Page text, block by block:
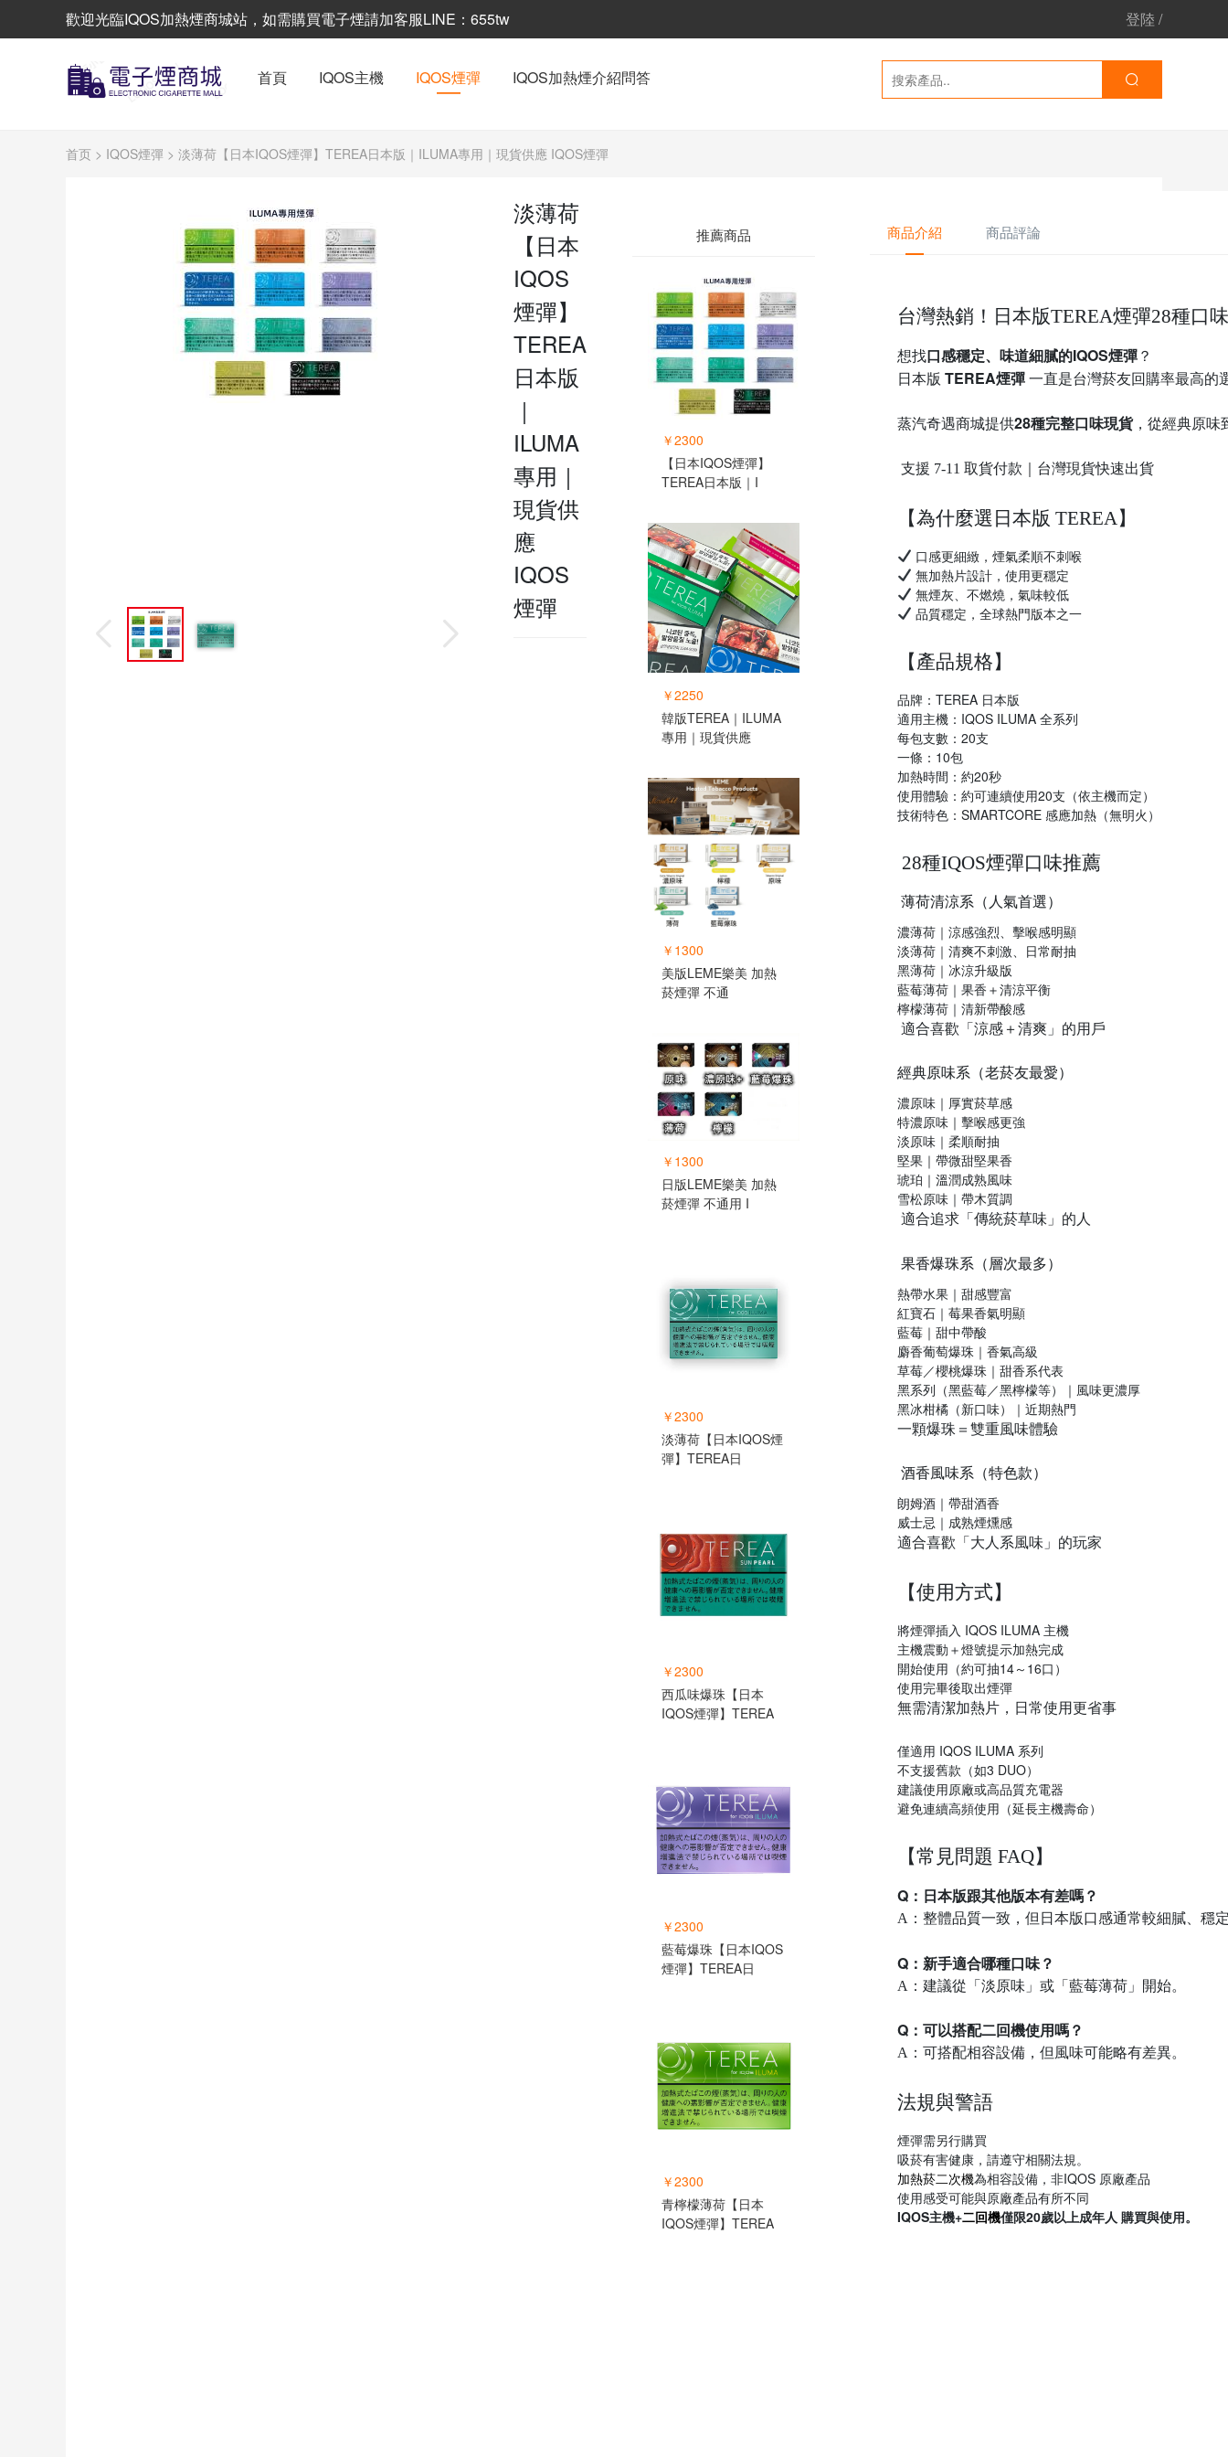
歡迎光臨IQOS加熱煙商城站，如需購買電子煙請加客服LINE：655tw 登陸 /
首頁 IQOS主機 IQOS煙彈 IQOS加熱煙介紹問答
首页 > IQOS煙彈 > 淡薄荷【日本IQOS煙彈】TEREA日本版｜ILUMA專用｜現貨供應 IQOS煙彈
淡薄荷
【日本
IQOS
煙彈】
TEREA
日本版
｜
ILUMA
專用｜
現貨供
應
IQOS
煙彈
推薦商品
￥2300
【日本IQOS煙彈】
TEREA日本版｜I
￥2250
韓版TEREA｜ILUMA
專用｜現貨供應
￥1300
美版LEME樂美 加熱
菸煙彈 不通
￥1300
日版LEME樂美 加熱
菸煙彈 不通用 I
￥2300
淡薄荷【日本IQOS煙
彈】TEREA日
￥2300
西瓜味爆珠【日本
IQOS煙彈】TEREA
￥2300
藍莓爆珠【日本IQOS
煙彈】TEREA日
￥2300
青檸檬薄荷【日本
IQOS煙彈】TEREA
商品介紹 商品評論
台灣熱銷！日本版TEREA煙彈28種口
想找口感穩定、味道細膩的IQOS煙彈 ？
日本版 TEREA煙彈 一直是台灣菸友回購率最高的
蒸汽奇遇商城提供28種完整口味現貨，從經典原味
支援 7-11 取貨付款｜台灣現貨快速出貨
【為什麼選日本版 TEREA】
口感更細緻，煙氣柔順不刺喉
無加熱片設計，使用更穩定
無煙灰、不燃燒，氣味較低
品質穩定，全球熱門版本之一
【產品規格】
品牌：TEREA 日本版
適用主機：IQOS ILUMA 全系列
每包支數：20支
一條：10包
加熱時間：約20秒
使用體驗：約可連續使用20支（依主機而定）
技術特色：SMARTCORE 感應加熱（無明火）
28種IQOS煙彈口味推薦
薄荷清涼系（人氣首選）
濃薄荷｜涼感強烈、擊喉感明顯
淡薄荷｜清爽不刺激、日常耐抽
黑薄荷｜冰涼升級版
藍莓薄荷｜果香＋清涼平衡
檸檬薄荷｜清新帶酸感
適合喜歡「涼感＋清爽」的用戶
經典原味系（老菸友最愛）
濃原味｜厚實菸草感
特濃原味｜擊喉感更強
淡原味｜柔順耐抽
堅果｜帶微甜堅果香
琥珀｜溫潤成熟風味
雪松原味｜帶木質調
適合追求「傳統菸草味」的人
果香爆珠系（層次最多）
熱帶水果｜甜感豐富
紅寶石｜莓果香氣明顯
藍莓｜甜中帶酸
麝香葡萄爆珠｜香氣高級
草莓／櫻桃爆珠｜甜香系代表
黑系列（黑藍莓／黑檸檬等）｜風味更濃厚
黑冰柑橘（新口味）｜近期熱門
一顆爆珠＝雙重風味體驗
酒香風味系（特色款）
朗姆酒｜帶甜酒香
威士忌｜成熟煙燻感
適合喜歡「大人系風味」的玩家
【使用方式】
將煙彈插入 IQOS ILUMA 主機
主機震動＋燈號提示加熱完成
開始使用（約可抽14～16口）
使用完畢後取出煙彈
無需清潔加熱片，日常使用更省事
僅適用 IQOS ILUMA 系列
不支援舊款（如3 DUO）
建議使用原廠或高品質充電器
避免連續高頻使用（延長主機壽命）
【常見問題 FAQ】
Q：日本版跟其他版本有差嗎？
A：整體品質一致，但日本版口感通常較細膩、穩
Q：新手適合哪種口味？
A：建議從「淡原味」或「藍莓薄荷」開始。
Q：可以搭配二回機使用嗎？
A：可搭配相容設備，但風味可能略有差異。
法規與警語
煙彈需另行購買
吸菸有害健康，請遵守相關法規。
加熱菸二次機為相容設備，非IQOS 原廠產品
使用感受可能與原廠產品有所不同
IQOS主機+二回機僅限20歲以上成年人 購買與使用。